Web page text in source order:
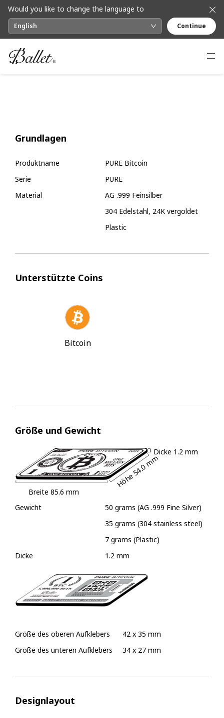
Would you like to change the language to
English Continue
Grundlagen
Produktname
Serie
Material
PURE Bitcoin
PURE
AG .999 Feinsilber
304 Edelstahl, 24K vergoldet
Plastic
Unterstützte Coins
Bitcoin
Größe und Gewicht
Breite 85.6 mm
Höhe
54.0 mm
Dicke 1.2 mm
Gewicht
Dicke
50 grams (AG .999 Fine Silver)
35 grams (304 stainless steel)
7 grams (Plastic)
1.2 mm
Größe des oberen Aufklebers
Größe des unteren Aufklebers
42 x 35 mm
34 x 27 mm
Designlayout